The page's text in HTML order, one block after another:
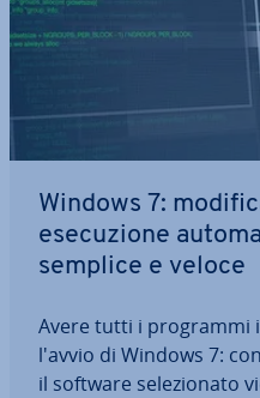
Windows 7:
ese­cu­zio­ne
semplice e veloce
Avere tutti i
l'avvio di Windows 7:
il software se­le­zio­na­to